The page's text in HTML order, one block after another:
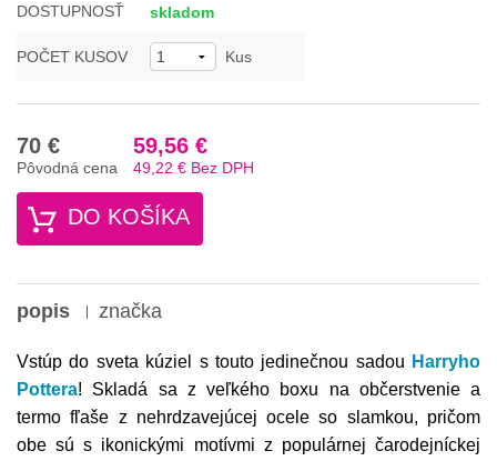
DOSTUPNOSŤ skladom
POČET KUSOV Kus
70 €
Pôvodná cena
59,56 €
49,22 € Bez DPH
DO KOŠÍKA
popis značka
Vstúp do sveta kúziel s touto jedinečnou sadou Harryho
Pottera! Skladá sa z veľkého boxu na občerstvenie a
termo fľaše z nehrdzavejúcej ocele so slamkou, pričom
obe sú s ikonickými motívmi z populárnej čarodejníckej